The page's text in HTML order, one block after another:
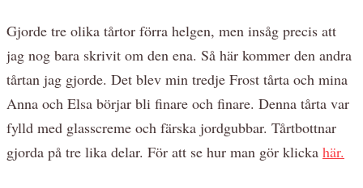
Gjorde tre olika tårtor förra helgen, men insåg precis att
jag nog bara skrivit om den ena. Så här kommer den andra
tårtan jag gjorde. Det blev min tredje Frost tårta och mina
Anna och Elsa börjar bli finare och finare. Denna tårta var
fylld med glasscreme och färska jordgubbar. Tårtbottnar
gjorda på tre lika delar. För att se hur man gör klicka här.